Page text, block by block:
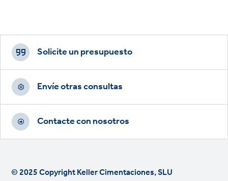
Footer
CTAs
Solicite un presupuesto
Envíe otras consultas
Contacte con nosotros
© 2025 Copyright Keller Cimentaciones, SLU